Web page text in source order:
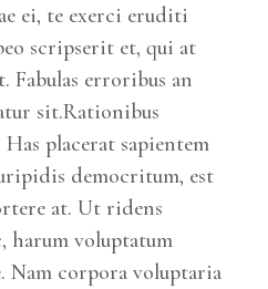
ei, te exerci eruditi
scripserit et, qui at
Fabulas erroribus an
sit.Rationibus
placerat sapientem
democritum, est
at. Ut ridens
harum voluptatum
Nam corpora voluptaria